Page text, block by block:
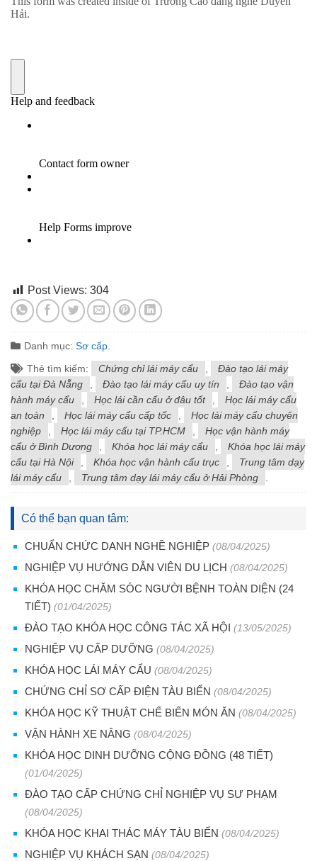
Post Views: 304
Danh mục: Sơ cấp
Thẻ tìm kiếm:
Chứng chỉ lái máy cẩu
Đào tạo lái máy
cẩu tại Đà Nẵng
Đào tạo lái máy cẩu uy tín
Đào tạo vận
hành máy cẩu
Học lái cần cẩu ở đâu tốt
Học lái máy cẩu
an toàn
Học lái máy cẩu cấp tốc
Học lái máy cẩu chuyên
nghiệp
Học lái máy cẩu tại TP.HCM
Học vận hành máy
cẩu ở Bình Dương
Khóa học lái máy cẩu
Khóa học lái máy
cẩu tại Hà Nội
Khóa học vận hành cẩu trục
Trung tâm dạy
lái máy cẩu
Trung tâm dạy lái máy cẩu ở Hải Phòng
Có thể bạn quan tâm:
CHUẨN CHỨC DANH NGHỀ NGHIỆP (08/04/2025)
NGHIỆP VỤ HƯỚNG DẪN VIÊN DU LỊCH (08/04/2025)
KHÓA HỌC CHĂM SÓC NGƯỜI BỆNH TOÀN DIỆN (24
TIẾT) (01/04/2025)
ĐÀO TẠO KHÓA HỌC CÔNG TÁC XÃ HỘI (13/05/2025)
NGHIỆP VỤ CẤP DƯỠNG (08/04/2025)
KHÓA HỌC LÁI MÁY CẨU (08/04/2025)
CHỨNG CHỈ SƠ CẤP ĐIỆN TÀU BIỂN (08/04/2025)
KHÓA HỌC KỸ THUẬT CHẾ BIẾN MÓN ĂN (08/04/2025)
VẬN HÀNH XE NÂNG (08/04/2025)
KHÓA HỌC DINH DƯỠNG CỘNG ĐỒNG (48 TIẾT)
(01/04/2025)
ĐÀO TẠO CẤP CHỨNG CHỈ NGHIỆP VỤ SƯ PHẠM
(08/04/2025)
KHÓA HỌC KHAI THÁC MÁY TÀU BIỂN (08/04/2025)
NGHIỆP VỤ KHÁCH SẠN (08/04/2025)